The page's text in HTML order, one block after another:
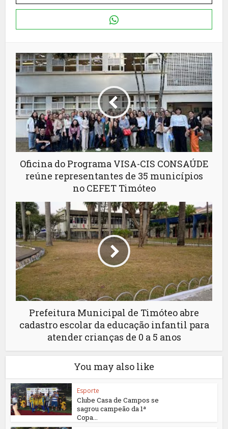
Oficina do Programa VISA-CIS CONSAÚDE
reúne representantes de 35 municípios
no CEFET Timóteo
Prefeitura Municipal de Timóteo abre
cadastro escolar da educação infantil para
atender crianças de 0 a 5 anos
You may also like
Esporte
Clube Casa de Campos se
sagrou campeão da 1ª
Copa...